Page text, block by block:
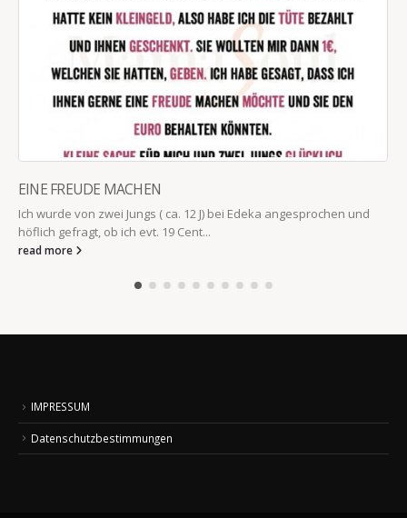
EINE FREUDE MACHEN
Ich wurde von zwei Jungs ( ca. 12 J) bei Edeka angesprochen und
höflich gefragt, ob ich evt. 19 Cent...
read more
IMPRESSUM
Datenschutzbestimmungen